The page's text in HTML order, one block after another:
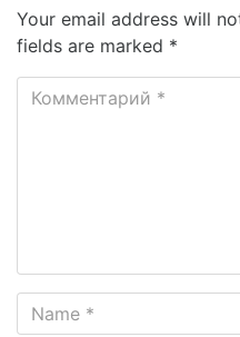
Your email address will
fields are marked *